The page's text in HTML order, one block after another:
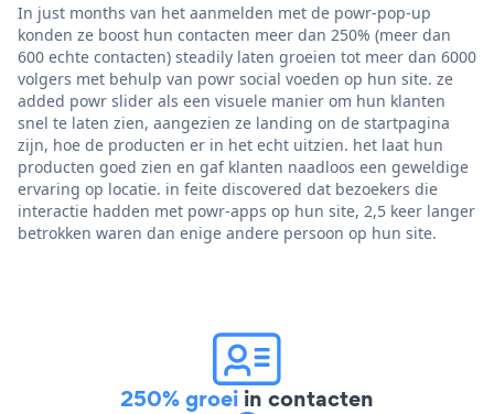
In just months van het aanmelden met de powr-pop-up
konden ze boost hun contacten meer dan 250% (meer dan
600 echte contacten) steadily laten groeien tot meer dan 6000
volgers met behulp van powr social voeden op hun site. ze
added powr slider als een visuele manier om hun klanten
snel te laten zien, aangezien ze landing on de startpagina
zijn, hoe de producten er in het echt uitzien. het laat hun
producten goed zien en gaf klanten naadloos een geweldige
ervaring op locatie. in feite discovered dat bezoekers die
interactie hadden met powr-apps op hun site, 2,5 keer langer
betrokken waren dan enige andere persoon op hun site.
250% groei in contacten